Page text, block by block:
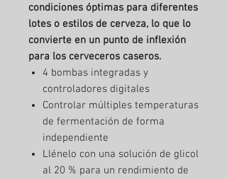
condiciones óptimas para diferentes
lotes o estilos de cerveza, lo que lo
convierte en un punto de inflexión
para los cerveceros caseros.
4 bombas integradas y
controladores digitales
Controlar múltiples temperaturas
de fermentación de forma
independiente
Llénelo con una solución de glicol
al 20 % para un rendimiento de